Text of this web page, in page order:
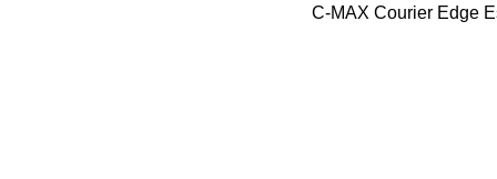
C-MAX Courier Edge